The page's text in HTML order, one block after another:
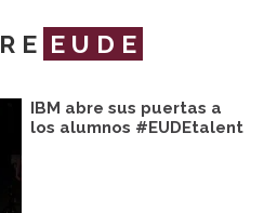
EUDE
IBM abre sus puertas a
los alumnos #EUDEtalent